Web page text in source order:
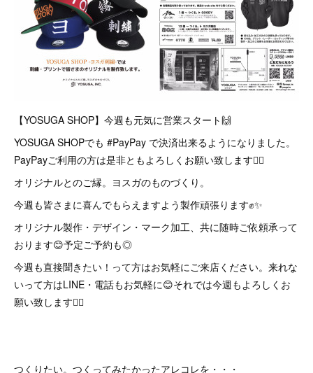
【YOSUGA SHOP】今週も元気に営業スタート🙌
YOSUGA SHOPでも #PayPay で決済出来るようになりました。
PayPayご利用の方は是非ともよろしくお願い致します🙇‍♂️
オリジナルとのご縁。ヨスガのものづくり。
今週も皆さまに喜んでもらえますよう製作頑張ります✊✨
オリジナル製作・デザイン・マーク加工、共に随時ご依頼承って
おります😊予定ご予約も◎
今週も直接聞きたい！って方はお気軽にご来店ください。来れな
いって方はLINE・電話もお気軽に😊それでは今週もよろしくお
願い致します🙇‍♂️
つくりたい。つくってみたかったアレコレを・・・